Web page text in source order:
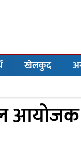
खेलकुद